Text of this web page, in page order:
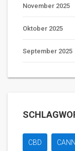
November 2025
Oktober 2025
September 2025
CBD